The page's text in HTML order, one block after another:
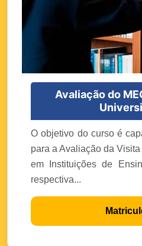
Avaliação do
O objetivo do curso é
para a Avaliação da
em Instituições de
respectiva...